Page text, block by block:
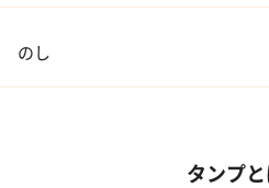
のし
タンプと